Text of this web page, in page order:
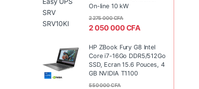
On-line 10 kW
2 050 000CFA
2 275 000CFA
HP ZBook Fury G8 Intel
Core i7-16Go DDR5/512Go
SSD, Ecran 15.6 Pouces, 4
GB NVIDIA T1100
550 000CFA